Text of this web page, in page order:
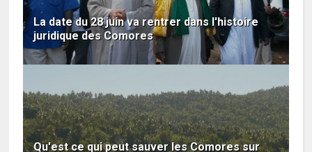
La date du 28 juin va rentrer dans l'histoire
juridique des Comores
Qu'est ce qui peut sauver les Comores sur